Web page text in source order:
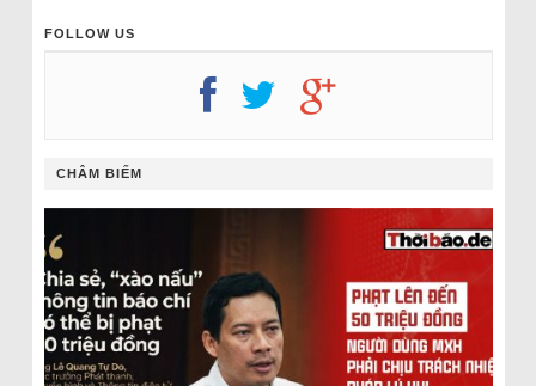
FOLLOW US
CHÂM BIẾM